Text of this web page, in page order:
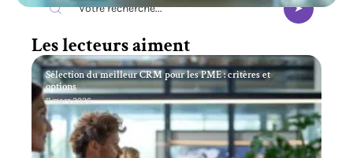
Les lecteurs aiment
Sélection du meilleur CRM pour les PME : critères et
options
11 mars 2026